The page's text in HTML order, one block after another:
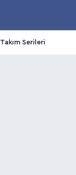
Takım Serileri